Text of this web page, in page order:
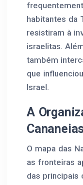
habitantes da
resistiram à
israelitas.
também
que
Israel.
A
O mapa das
as fronteiras
das principais